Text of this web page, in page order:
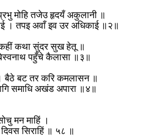
मोहि तजेउ हृदयँ अकुलानी ॥
। तपइ अवाँ इव उर अधिकाई ॥२॥
कथा सुंदर सुख हेतू ॥
पहुँचे कैलासा ॥३॥
बट तर करि कमलासन ॥
समाधि अखंड अपारा ॥४॥
मन माहिं ।
सिराहिं ॥ ५८ ॥